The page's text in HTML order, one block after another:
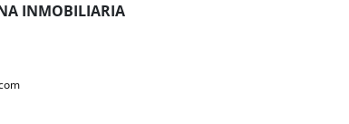
INMOBILIARIA